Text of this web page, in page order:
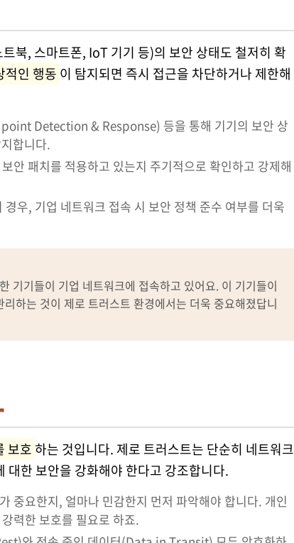
북, 스마트폰, IoT 기기 등)의 보안 상태도 철저히 확
적인 행동 이 탐지되면 즉시 접근을 차단하거나 제한해
Detection & Response) 등을 통해 기기의 보안 상
합니다.
안 패치를 적용하고 있는지 주기적으로 확인하고 강제해
우, 기업 네트워크 접속 시 보안 정책 준수 여부를 더욱
기기들이 기업 네트워크에 접속하고 있어요. 이 기기들이
하는 것이 제로 트러스트 환경에서는 더욱 중요해졌답니
보호하는 것입니다. 제로 트러스트는 단순히 네트워크
대한 보안을 강화해야 한다고 강조합니다.
중요한지, 얼마나 민감한지 먼저 파악해야 합니다. 개인
력한 보호를 필요로 하죠.